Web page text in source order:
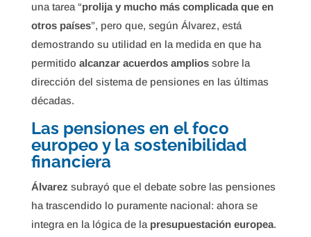
una tarea “prolija y mucho más complicada que en
otros países”, pero que, según Álvarez, está
demostrando su utilidad en la medida en que ha
permitido alcanzar acuerdos ampliossobre la
dirección del sistema de pensiones en las últimas
décadas.
Las pensiones en el foco
europeo y la sostenibilidad
financiera
Álvarez subrayó que el debate sobre las pensiones
ha trascendido lo puramente nacional: ahora se
integra en la lógica de la presupuestación europea.